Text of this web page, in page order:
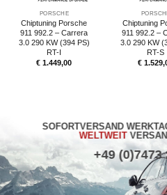
PORSCHE
Chiptuning Porsche
911 992.2 – Carrera
3.0 290 KW (394 PS)
RT-I
€ 1.449,00
Chiptuning
911 992.2 –
3.0 290 KW
RT-S
€
SOFORTVERSAND
WELTWEIT
+49 (0)7473